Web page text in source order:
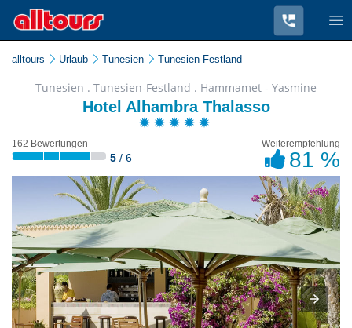
alltours Urlaub Tunesien Tunesien-Festland
Tunesien . Tunesien-Festland . Hammamet - Yasmine
Hotel Alhambra Thalasso
162 Bewertungen
5 / 6
Weiterempfehlung
81 %